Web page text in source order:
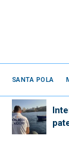
SANTA POLA